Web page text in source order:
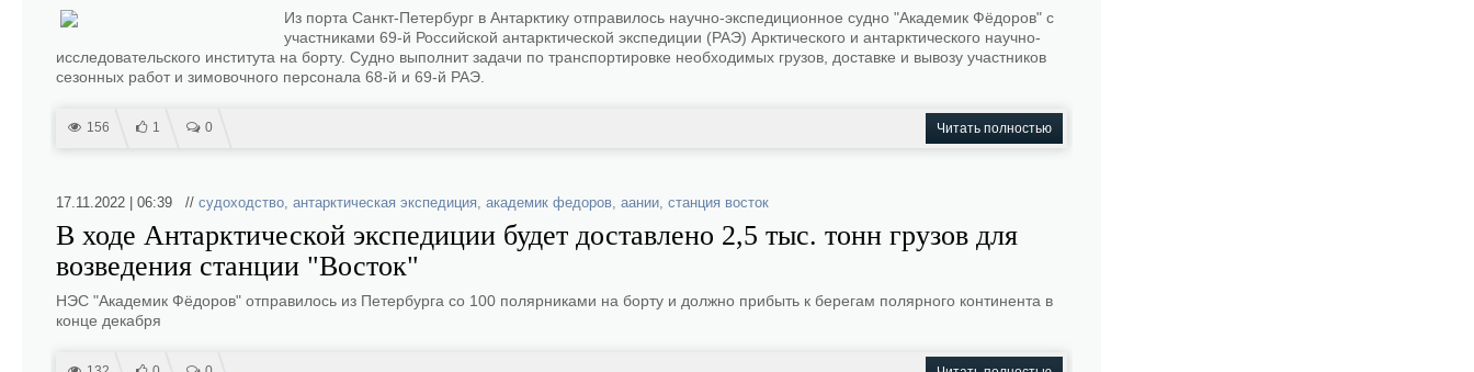
Из порта Санкт-Петербург в Антарктику отправилось научно-экспедиционное судно "Академик Фёдоров" с
участниками 69-й Российской антарктической экспедиции (РАЭ) Арктического и антарктического научно-
исследовательского института на борту. Судно выполнит задачи по транспортировке необходимых грузов, доставке и вывозу участников
сезонных работ и зимовочного персонала 68-й и 69-й РАЭ.
156 1 0 Читать полностью
17.11.2022 | 06:39 // судоходство, антарктическая экспедиция, академик федоров, аании, станция восток
В ходе Антарктической экспедиции будет доставлено 2,5 тыс. тонн грузов для
возведения станции "Восток"
НЭС "Академик Фёдоров" отправилось из Петербурга со 100 полярниками на борту и должно прибыть к берегам полярного континента в
конце декабря